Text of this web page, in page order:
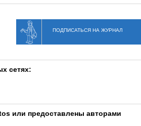
ПОДПИСАТЬСЯ НА ЖУРНАЛ
сетях:
или предоставлены авторами